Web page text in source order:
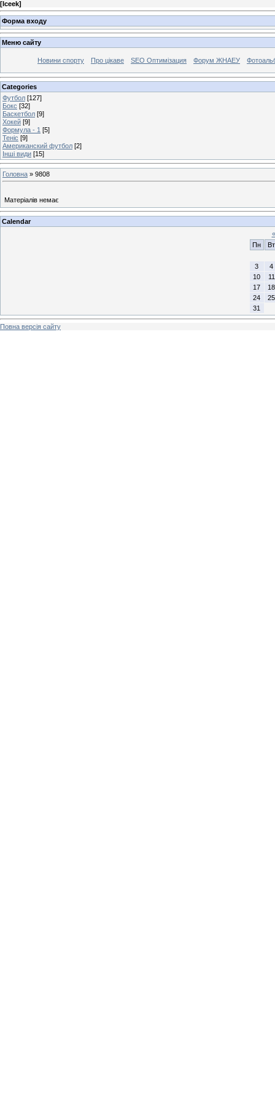
[Iceek]
Форма входу
Меню сайту
Новини спорту Про цікаве SEO Оптимізация Форум ЖНАЕУ
Categories
Футбол [127]
Бокс [32]
Баскетбол [9]
Хокей [9]
Формула - 1 [5]
Теніс [9]
Американский футбол [2]
Інші види [15]
Головна » 9808
Матеріалів немає
Calendar
«
Пн
Вт
3
4
10
11
17
18
24
25
31
Повна версія сайту